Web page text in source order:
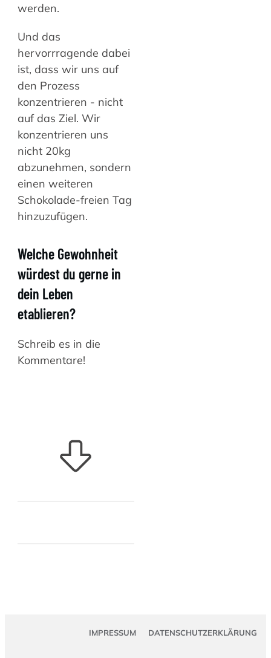
werden.
Und das
hervorrragende dabei
ist, dass wir uns auf
den Prozess
konzentrieren - nicht
auf das Ziel. Wir
konzentrieren uns
nicht 20kg
abzunehmen, sondern
einen weiteren
Schokolade-freien Tag
hinzuzufügen.
Welche Gewohnheit
würdest du gerne in
dein Leben
etablieren?
Schreib es in die
Kommentare!
IMPRESSUM DATENSCHUTZERKLÄRUNG